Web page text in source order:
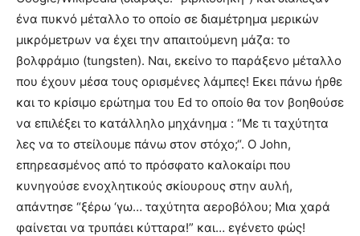
ένα πυκνό μέταλλο το οποίο σε διαμέτρημα μερικών
μικρόμετρων να έχει την απαιτούμενη μάζα: το
βολφράμιο (tungsten). Ναι, εκείνο το παράξενο μέταλλο
που έχουν μέσα τους ορισμένες λάμπες! Εκει πάνω ήρθε
και το κρίσιμο ερώτημα του Ed το οποίο θα τον βοηθούσε
να επιλέξει το κατάλληλο μηχάνημα : “Με τι ταχύτητα
λες να το στείλουμε πάνω στον στόχο;“. O John,
επηρεασμένος από το πρόσφατο καλοκαίρι που
κυνηγούσε ενοχλητικούς σκίουρους στην αυλή,
απάντησε “ξέρω ‘γω… ταχύτητα αεροβόλου; Μια χαρά
φαίνεται να τρυπάει κύτταρα!” και… εγένετο φώς!